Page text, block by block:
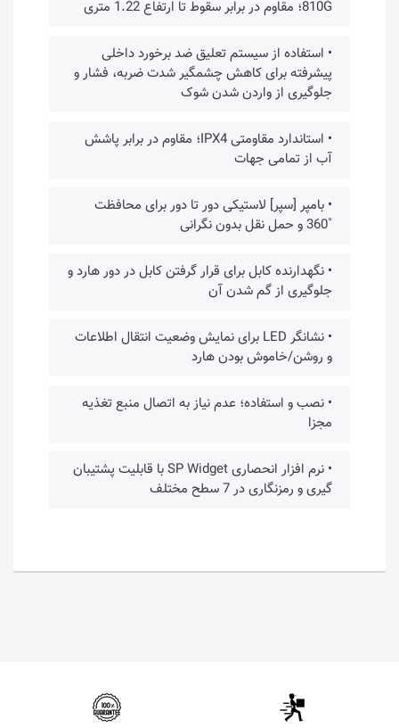
810G؛ مقاوم در برابر سقوط تا ارتفاع 1.22 متری
• استفاده از سیستم تعلیق ضد برخورد داخلی
پیشرفته برای کاهش چشمگیر شدت ضربه، فشار و
جلوگیری از واردن شدن شوک
• استاندارد مقاومتی IPX4؛ مقاوم در برابر پاشش
آب از تمامی جهات
• بامپر [سپر] لاستیکی دور تا دور برای محافظت
˚360 و حمل نقل بدون نگرانی
• نگهدارنده کابل برای قرار گرفتن کابل در دور هارد و
جلوگیری از گم شدن آن
• نشانگر LED برای نمایش وضعیت انتقال اطلاعات
و روشن/خاموش بودن هارد
• نصب و استفاده؛ عدم نیاز به اتصال منبع تغذیه
مجزا
• نرم افزار انحصاری SP Widget با قابلیت پشتیبان
گیری و رمزنگاری در 7 سطح مختلف